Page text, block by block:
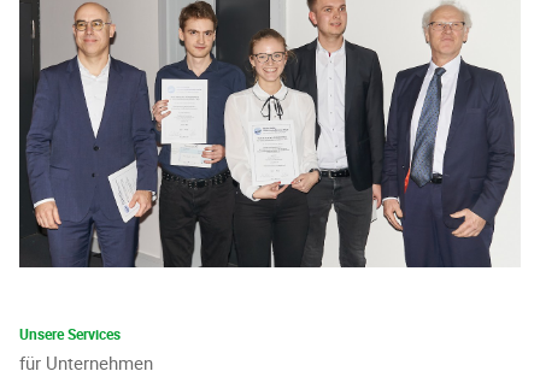
Unsere Services
für Unternehmen